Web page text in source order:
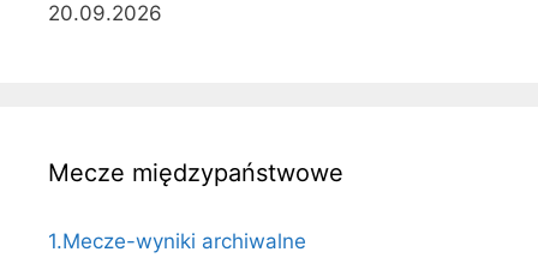
20.09.2026
Mecze międzypaństwowe
1.Mecze-wyniki archiwalne